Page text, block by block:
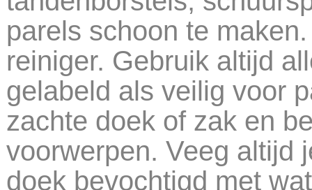
parels schoon te
reiniger. Gebruik altijd
gelabeld als veilig voor
zachte doek of zak en
voorwerpen. Veeg altijd
doek bevochtigd met